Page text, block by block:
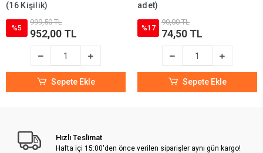
(16 Kişilik)
%5
999,50 TL
952,00 TL
Sepete Ekle
adet)
%17
90,00 TL
74,50 TL
Sepete Ekle
Hızlı Teslimat
Hafta içi 15:00'den önce verilen siparişler aynı gün kargo!